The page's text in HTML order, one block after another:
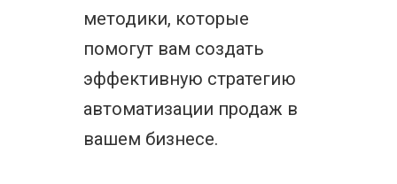
методики, которые
помогут вам создать
эффективную стратегию
автоматизации продаж в
вашем бизнесе.